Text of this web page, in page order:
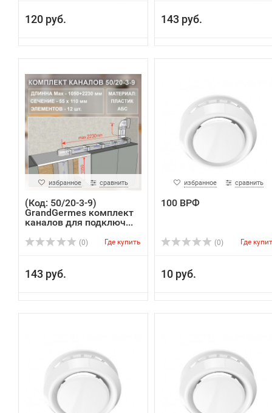
120 руб. 143 руб.
избранное сравнить
(Код: 50/20-3-9)
GrandGermes комплект
каналов для подключ...
(0) Где купить
143 руб.
избранное сравнить
100 ВРФ
(0) Где
10 руб.